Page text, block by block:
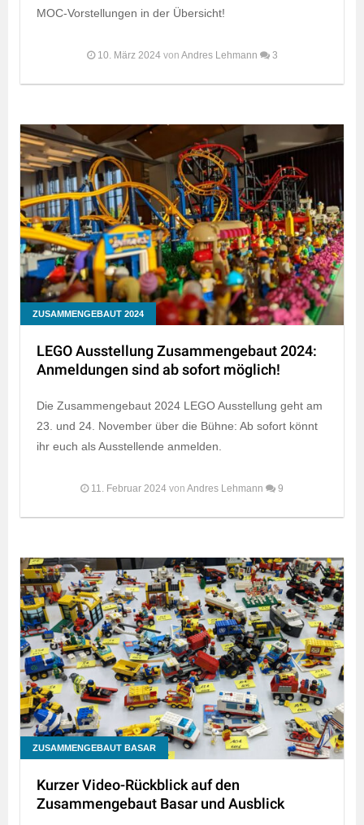
MOC-Vorstellungen in der Übersicht!
10. März 2024 von Andres Lehmann 3
ZUSAMMENGEBAUT 2024
LEGO Ausstellung Zusammengebaut 2024:
Anmeldungen sind ab sofort möglich!
Die Zusammengebaut 2024 LEGO Ausstellung geht am
23. und 24. November über die Bühne: Ab sofort könnt
ihr euch als Ausstellende anmelden.
11. Februar 2024 von Andres Lehmann 9
ZUSAMMENGEBAUT BASAR
Kurzer Video-Rückblick auf den
Zusammengebaut Basar und Ausblick